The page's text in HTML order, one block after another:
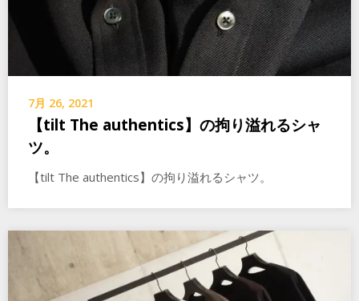
7月 26, 2021
【tilt The authentics】の拘り溢れるシャ
ツ。
【tilt The authentics】の拘り溢れるシャツ。